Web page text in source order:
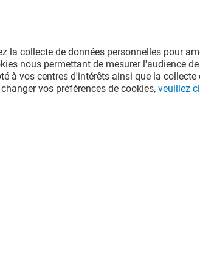
la collecte de données personnelles pour
nous permettant de mesurer l'audience
à vos centres d'intérêts ainsi que la collecte
vos préférences de cookies, veuillez